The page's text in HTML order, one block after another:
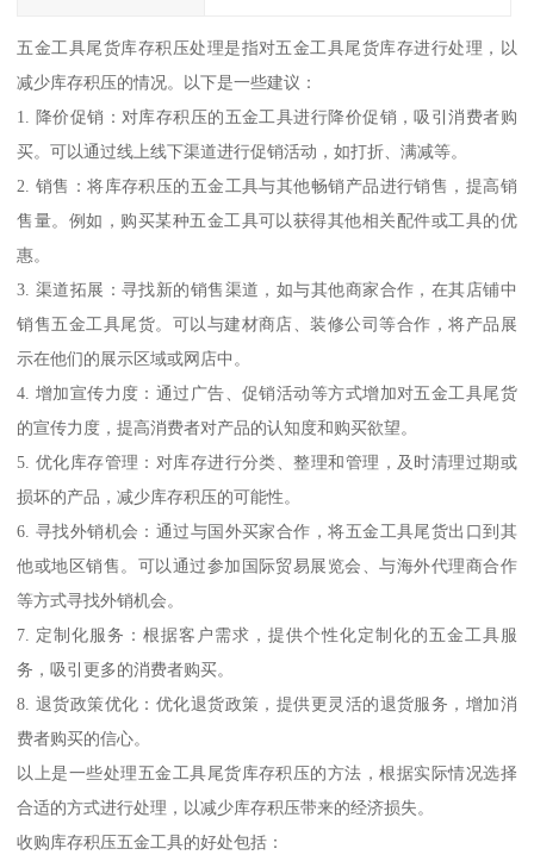
五金工具尾货库存积压处理是指对五金工具尾货库存进行处理，以
减少库存积压的情况。以下是一些建议：
1. 降价促销：对库存积压的五金工具进行降价促销，吸引消费者购
买。可以通过线上线下渠道进行促销活动，如打折、满减等。
2. 销售：将库存积压的五金工具与其他畅销产品进行销售，提高销
售量。例如，购买某种五金工具可以获得其他相关配件或工具的优
惠。
3. 渠道拓展：寻找新的销售渠道，如与其他商家合作，在其店铺中
销售五金工具尾货。可以与建材商店、装修公司等合作，将产品展
示在他们的展示区域或网店中。
4. 增加宣传力度：通过广告、促销活动等方式增加对五金工具尾货
的宣传力度，提高消费者对产品的认知度和购买欲望。
5. 优化库存管理：对库存进行分类、整理和管理，及时清理过期或
损坏的产品，减少库存积压的可能性。
6. 寻找外销机会：通过与国外买家合作，将五金工具尾货出口到其
他或地区销售。可以通过参加国际贸易展览会、与海外代理商合作
等方式寻找外销机会。
7. 定制化服务：根据客户需求，提供个性化定制化的五金工具服
务，吸引更多的消费者购买。
8. 退货政策优化：优化退货政策，提供更灵活的退货服务，增加消
费者购买的信心。
以上是一些处理五金工具尾货库存积压的方法，根据实际情况选择
合适的方式进行处理，以减少库存积压带来的经济损失。
收购库存积压五金工具的好处包括：